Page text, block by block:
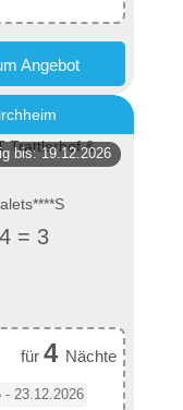
Angebot
bis: 19.12.2026
= 3
für 4 Nächte
- 23.12.2026